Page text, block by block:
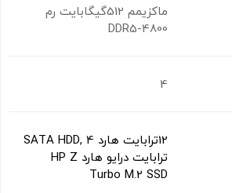
ماکزیمم 512گیگابایت رم
DDR5-4800
4
12ترابایت هارد SATA HDD, 4
ترابایت درایو هارد HP Z
Turbo M.2 SSD